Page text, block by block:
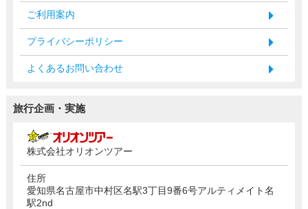
ご利用案内
プライバシーポリシー
よくあるお問い合わせ
旅行企画・実施
株式会社オリオンツアー
住所
愛知県名古屋市中村区名駅3丁目9番6号アルティメイト名
駅2nd